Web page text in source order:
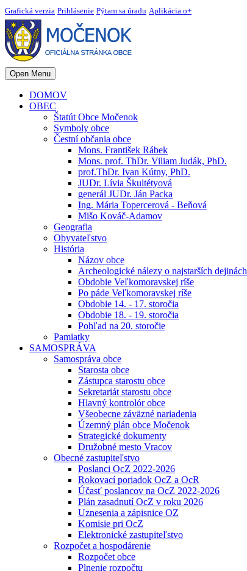
Grafická verzia Prihlásenie Pýtam sa úradu Aplikácia o+
Open Menu
DOMOV
OBEC
Štatút Obce Močenok
Symboly obce
Čestní občania obce
Mons. František Rábek
Mons. prof. ThDr. Viliam Judák, PhD.
prof.ThDr. Ivan Kútny, PhD.
JUDr. Lívia Škultétyová
generál JUDr. Ján Packa
Ing. Mária Topercerová - Beňová
Mišo Kováč-Adamov
Geografia
Obyvateľstvo
História
Názov obce
Archeologické nálezy o najstarších dejinách
Obdobie Veľkomoravskej ríše
Po páde Veľkomoravskej ríše
Obdobie 14. - 17. storočia
Obdobie 18. - 19. storočia
Pohľad na 20. storočie
Pamiatky
SAMOSPRÁVA
Samospráva obce
Starosta obce
Zástupca starostu obce
Sekretariát starostu obce
Hlavný kontrolór obce
Všeobecne záväzné nariadenia
Územný plán obce Močenok
Strategické dokumenty
Družobné mesto Vracov
Obecné zastupiteľstvo
Poslanci OcZ 2022-2026
Rokovací poriadok OcZ a OcR
Účasť poslancov na OcZ 2022-2026
Plán zasadnutí OcZ v roku 2026
Uznesenia a zápisnice OZ
Komisie pri OcZ
Elektronické zastupiteľstvo
Rozpočet a hospodárenie
Rozpočet obce
Plnenie rozpočtu